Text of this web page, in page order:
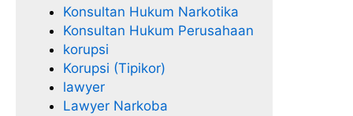
Konsultan Hukum Narkotika
Konsultan Hukum Perusahaan
korupsi
Korupsi (Tipikor)
lawyer
Lawyer Narkoba